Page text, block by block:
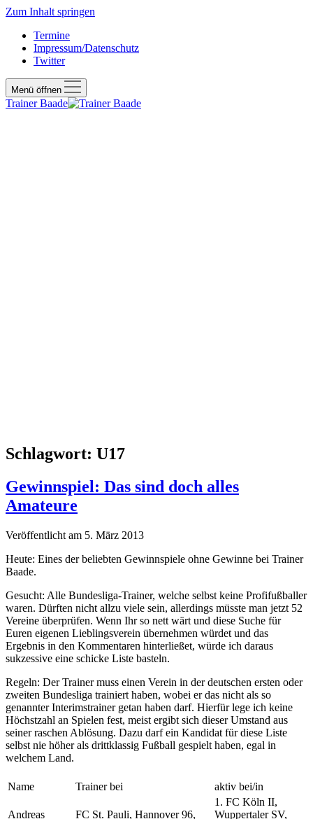
Zum Inhalt springen
Termine
Impressum/Datenschutz
Twitter
Menü öffnen
Trainer Baade
Schlagwort: U17
Gewinnspiel: Das sind doch alles
Amateure
Veröffentlicht am 5. März 2013
Heute: Eines der beliebten Gewinnspiele ohne Gewinne bei Trainer
Baade.
Gesucht: Alle Bundesliga-Trainer, welche selbst keine Profifußballer
waren. Dürften nicht allzu viele sein, allerdings müsste man jetzt 52
Vereine überprüfen. Wenn Ihr so nett wärt und diese Suche für
Euren eigenen Lieblingsverein übernehmen würdet und das
Ergebnis in den Kommentaren hinterließet, würde ich daraus
sukzessive eine schicke Liste basteln.
Regeln: Der Trainer muss einen Verein in der deutschen ersten oder
zweiten Bundesliga trainiert haben, wobei er das nicht als so
genannter Interimstrainer getan haben darf. Hierfür lege ich keine
Höchstzahl an Spielen fest, meist ergibt sich dieser Umstand aus
seiner raschen Ablösung. Dazu darf ein Kandidat für diese Liste
selbst nie höher als drittklassig Fußball gespielt haben, egal in
welchem Land.
Name Trainer bei aktiv bei/in
Andreas
FC St. Pauli, Hannover 96,
1. FC Köln II,
Wuppertaler SV,